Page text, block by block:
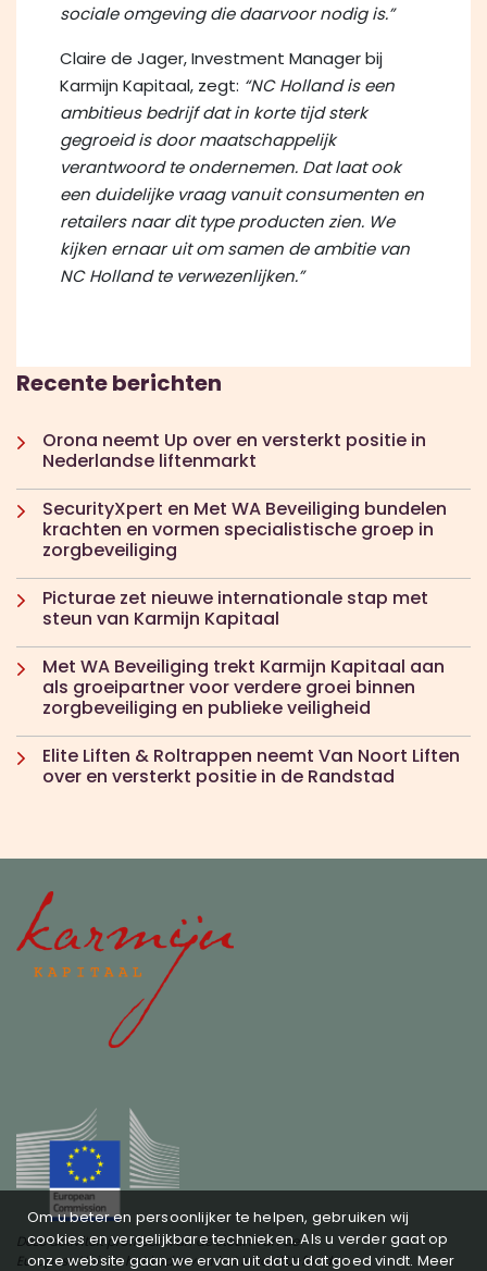
sociale omgeving die daarvoor nodig is.”
Claire de Jager, Investment Manager bij
Karmijn Kapitaal, zegt: “NC Holland is een
ambitieus bedrijf dat in korte tijd sterk
gegroeid is door maatschappelijk
verantwoord te ondernemen. Dat laat ook
een duidelijke vraag vanuit consumenten en
retailers naar dit type producten zien. We
kijken ernaar uit om samen de ambitie van
NC Holland te verwezenlijken.”
Recente berichten
Orona neemt Up over en versterkt positie in
Nederlandse liftenmarkt
SecurityXpert en Met WA Beveiliging bundelen
krachten en vormen specialistische groep in
zorgbeveiliging
Picturae zet nieuwe internationale stap met
steun van Karmijn Kapitaal
Met WA Beveiliging trekt Karmijn Kapitaal aan
als groeipartner voor verdere groei binnen
zorgbeveiliging en publieke veiligheid
Elite Liften & Roltrappen neemt Van Noort Liften
over en versterkt positie in de Randstad
Deze activiteit profiteert van de steun van de
Europese Unie in het kader van het InvestEU-fonds
Om u beter en persoonlijker te helpen, gebruiken wij
cookies en vergelijkbare technieken. Als u verder gaat op
onze website gaan we ervan uit dat u dat goed vindt. Meer